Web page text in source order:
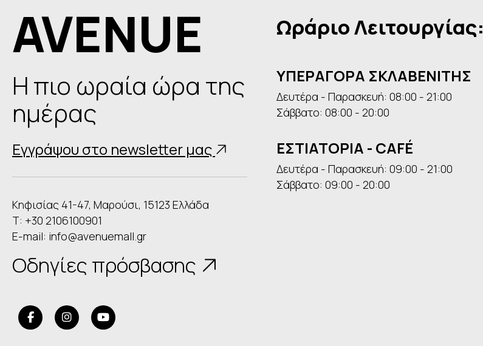
AVENUE
Η πιο ωραία ώρα της
ημέρας
Εγγράψου στο newsletter μας
Κηφισίας 41-47, Μαρούσι, 15123 Ελλάδα
Τ: +30 2106100901
E-mail: info@avenuemall.gr
Οδηγίες πρόσβασης
Ωράριο Λειτουργίας:
ΥΠΕΡΑΓΟΡΑ ΣΚΛΑΒΕΝΙΤΗΣ
Δευτέρα - Παρασκευή: 08:00 - 21:00
Σάββατο: 08:00 - 20:00
ΕΣΤΙΑΤΟΡΙΑ - CAFÉ
Δευτέρα - Παρασκευή: 09:00 - 21:00
Σάββατο: 09:00 - 20:00